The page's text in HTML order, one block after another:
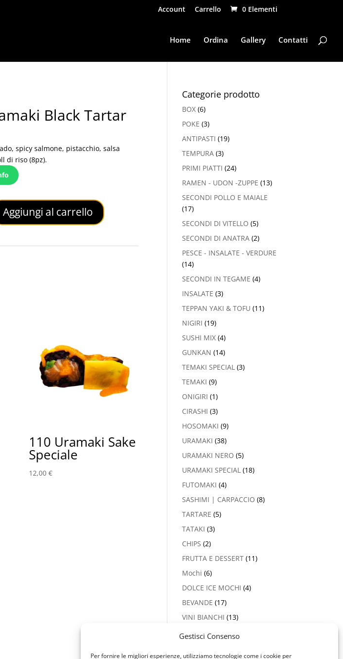
Gestisci Consenso
Per fornire le migliori esperienze, utilizziamo tecnologie come i cookie per
Account Carrello 0 Elementi
Home Ordina Gallery Contatti
Black Tartar
spicy salmone, pistacchio, salsa
di riso (8pz).
Aggiungi al carrello
110 Uramaki Sake
Speciale
12,00 €
Categorie prodotto
BOX (6)
POKE (3)
ANTIPASTI (19)
TEMPURA (3)
PRIMI PIATTI (24)
RAMEN - UDON -ZUPPE (13)
SECONDI POLLO E MAIALE
(17)
SECONDI DI VITELLO (5)
SECONDI DI ANATRA (2)
PESCE - INSALATE - VERDURE
(14)
SECONDI IN TEGAME (4)
INSALATE (3)
TEPPAN YAKI & TOFU (11)
NIGIRI (19)
SUSHI MIX (4)
GUNKAN (14)
TEMAKI SPECIAL (3)
TEMAKI (9)
ONIGIRI (1)
CIRASHI (3)
HOSOMAKI (9)
URAMAKI (38)
URAMAKI NERO (5)
URAMAKI SPECIAL (18)
FUTOMAKI (4)
SASHIMI | CARPACCIO (8)
TARTARE (5)
TATAKI (3)
CHIPS (2)
FRUTTA E DESSERT (11)
Mochi (6)
DOLCE ICE MOCHI (4)
BEVANDE (17)
VINI BIANCHI (13)
PROSECCO & CHAMPAGNE